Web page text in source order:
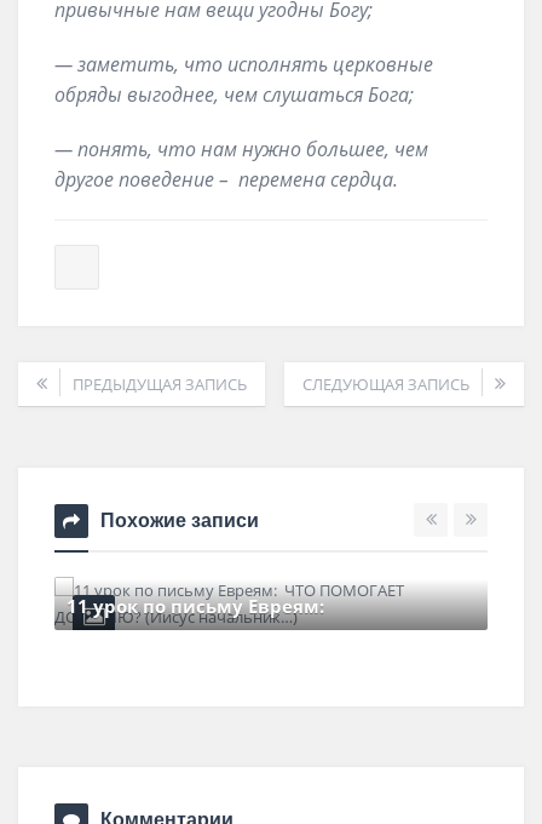
привычные нам вещи угодны Богу;
— заметить, что исполнять церковные
обряды выгоднее, чем слушаться Бога;
— понять, что нам нужно большее, чем
другое поведение – перемена сердца.
ПРЕДЫДУЩАЯ ЗАПИСЬ СЛЕДУЮЩАЯ ЗАПИСЬ
Похожие записи
11 урок по письму Евреям:
Комментарии